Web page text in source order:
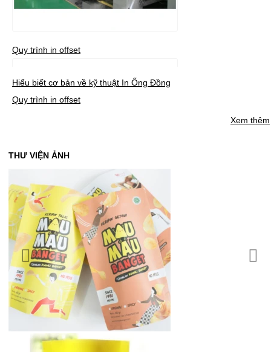
Quy trình in offset
Hiểu biết cơ bản về kỹ thuật In Ống Đồng
Quy trình in offset
Xem thêm
THƯ VIỆN ẢNH